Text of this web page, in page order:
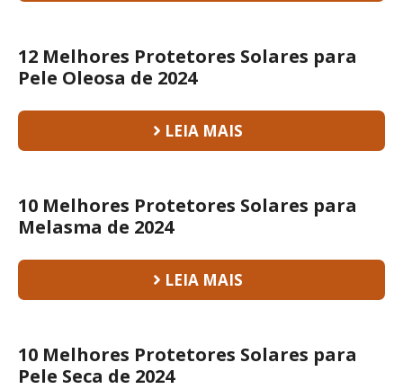
12 Melhores Protetores Solares para
Pele Oleosa de 2024
LEIA MAIS
10 Melhores Protetores Solares para
Melasma de 2024
LEIA MAIS
10 Melhores Protetores Solares para
Pele Seca de 2024